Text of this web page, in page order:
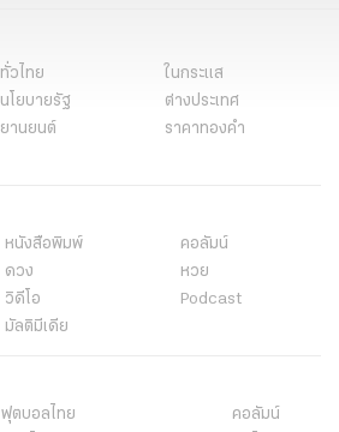
ทั่วไทย
ในกระแส
นโยบายรัฐ
ต่างประเทศ
ยานยนต์
ราคาทองคำ
หนังสือพิมพ์
คอลัมน์
ดวง
หวย
วิดีโอ
Podcast
มัลติมีเดีย
ฟุตบอลไทย
คอลัมน์